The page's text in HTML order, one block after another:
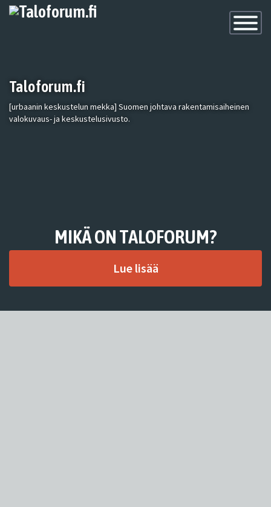
Toggle
Taloforum.fi
[urbaanin keskustelun mekka] Suomen johtava rakentamisaiheinen
valokuvaus- ja keskustelusivusto.
MIKÄ ON TALOFORUM?
Lue lisää